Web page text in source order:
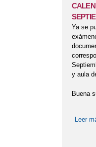
Ya se
y aula
Buena
Leer